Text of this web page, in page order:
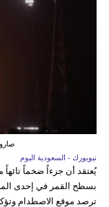
صاروخ
نيويورك - السعودية اليوم
بسطح القمر في إحدى
ترصد موقع الاصطدام